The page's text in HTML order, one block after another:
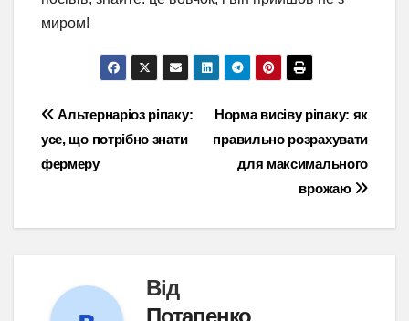
миром!
Навігація
записів
Норма висіву ріпаку: як
правильно розрахувати
для максимального
врожаю
Альтернаріоз ріпаку:
усе, що потрібно знати
фермеру
Від
Потапенко